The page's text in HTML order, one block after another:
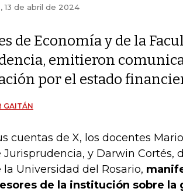
13 de abril de 2024
de Economía y de la
emitieron
por el estado
GAITÁN
cuentas de X, los docentes
Jurisprudencia, y Darwin Cortés,
la Universidad del Rosario,
de la institución sobre la